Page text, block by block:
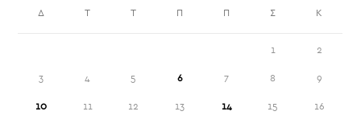
Δ Τ Τ Π Π Σ Κ
1 2
3 4 5 6 7 8 9
10 11 12 13 14 15 16